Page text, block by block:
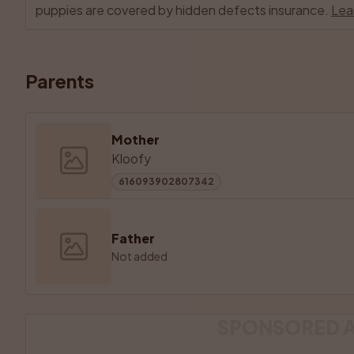
puppies are covered by hidden defects insurance.
Parents
Mother
Kloofy
616093902807342
Father
Not added